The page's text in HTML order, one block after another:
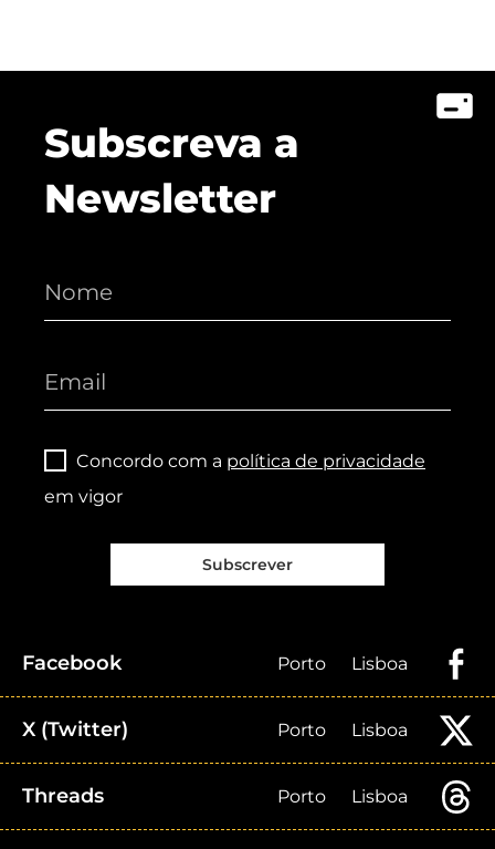
Subscreva a
Newsletter
Concordo com a política de privacidade
em vigor
Subscrever
Facebook Porto Lisboa
X (Twitter) Porto Lisboa
Threads Porto Lisboa